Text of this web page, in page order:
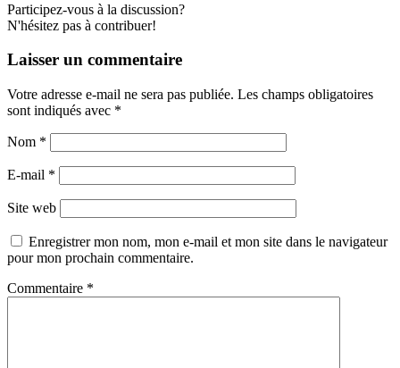
Participez-vous à la discussion?
N'hésitez pas à contribuer!
Laisser un commentaire
Votre adresse e-mail ne sera pas publiée. Les champs obligatoires
sont indiqués avec *
Nom *
E-mail *
Site web
Enregistrer mon nom, mon e-mail et mon site dans le navigateur
pour mon prochain commentaire.
Commentaire *